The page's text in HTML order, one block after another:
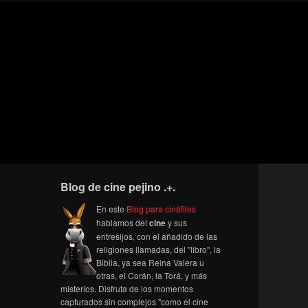
Blog de cine pejino .+.
En este Blog para cinéfilos
hablamos del ciney sus
entresijos, con el añadido de las
religiones llamadas, del "libro", la
Biblia, ya sea Reina Valera u
otras, el Corán, la Torá, y más
misterios. Disfruta de los momentos
capturados sin complejos "como el cine